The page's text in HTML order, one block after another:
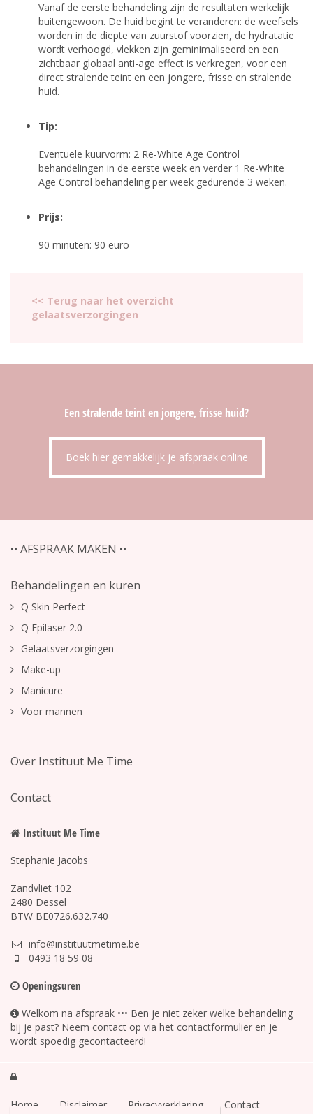
Vanaf de eerste behandeling zijn de resultaten werkelijk
buitengewoon. De huid begint te veranderen: de weefsels
worden in de diepte van zuurstof voorzien, de hydratatie
wordt verhoogd, vlekken zijn geminimaliseerd en een
zichtbaar globaal anti-age effect is verkregen, voor een
direct stralende teint en een jongere, frisse en stralende
huid.
Tip:
Eventuele kuurvorm: 2 Re-White Age Control
behandelingen in de eerste week en verder 1 Re-White
Age Control behandeling per week gedurende 3 weken.
Prijs:
90 minuten: 90 euro
<< Terug naar het overzicht
gelaatsverzorgingen
Een stralende teint en jongere, frisse huid?
Boek hier gemakkelijk je afspraak online
•• AFSPRAAK MAKEN ••
Behandelingen en kuren
Q Skin Perfect
Q Epilaser 2.0
Gelaatsverzorgingen
Make-up
Manicure
Voor mannen
Over Instituut Me Time
Contact
Instituut Me Time
Stephanie Jacobs
Zandvliet 102
2480 Dessel
BTW BE0726.632.740
info@instituutmetime.be
0493 18 59 08
Openingsuren
Welkom na afspraak ••• Ben je niet zeker welke behandeling
bij je past? Neem contact op via het contactformulier en je
wordt spoedig gecontacteerd!

Home Disclaimer Privacyverklaring Contact